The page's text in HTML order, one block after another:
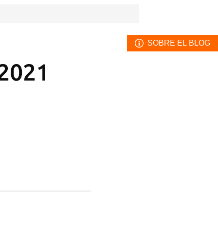
SOBRE EL BLOG